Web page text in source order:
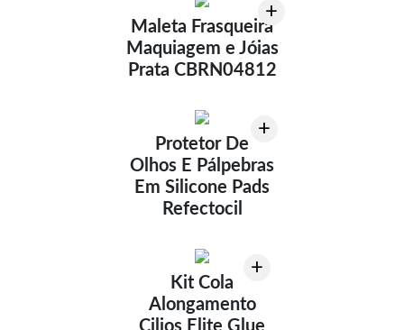
+
Maleta Frasqueira
Maquiagem e Jóias
Prata CBRN04812
+
Protetor De
Olhos E Pálpebras
Em Silicone Pads
Refectocil
+
Kit Cola
Alongamento